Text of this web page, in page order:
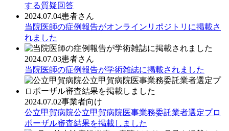
する質疑回答
2024.07.04患者さん
当院医師の症例報告がオンラインリポジトリに掲載さ
れました
2024.07.03患者さん
当院医師の症例報告が学術雑誌に掲載されました
2024.07.02事業者向け
公立甲賀病院公立甲賀病院医事業務委託業者選定プロ
ポーザル審査結果を掲載しました